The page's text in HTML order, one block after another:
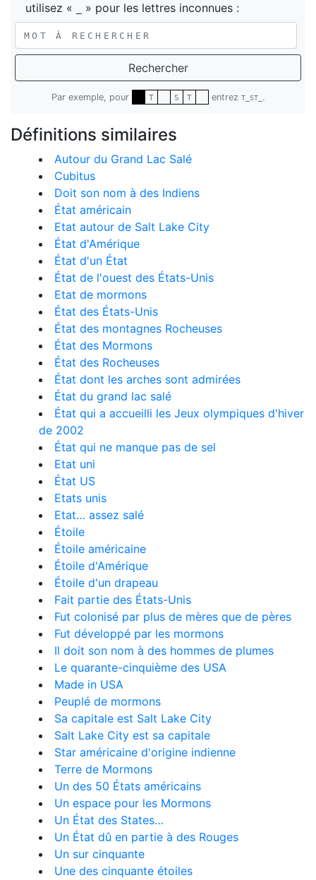
utilisez «
» pour les lettres inconnues :
Rechercher
Par exemple, pour T S T entrez T_ST_ .
Définitions similaires
Autour du Grand Lac Salé
Cubitus
Doit son nom à des Indiens
État américain
Etat autour de Salt Lake City
État d'Amérique
État d'un État
État de l'ouest des États-Unis
Etat de mormons
État des États-Unis
État des montagnes Rocheuses
État des Mormons
État des Rocheuses
État dont les arches sont admirées
État du grand lac salé
État qui a accueilli les Jeux olympiques d'hiver
de 2002
État qui ne manque pas de sel
Etat uni
État US
Etats unis
Etat… assez salé
Étoile
Étoile américaine
Étoile d'Amérique
Étoile d'un drapeau
Fait partie des États-Unis
Fut colonisé par plus de mères que de pères
Fut développé par les mormons
Il doit son nom à des hommes de plumes
Le quarante-cinquième des USA
Made in USA
Peuplé de mormons
Sa capitale est Salt Lake City
Salt Lake City est sa capitale
Star américaine d'origine indienne
Terre de Mormons
Un des 50 États américains
Un espace pour les Mormons
Un État des States…
Un État dû en partie à des Rouges
Un sur cinquante
Une des cinquante étoiles